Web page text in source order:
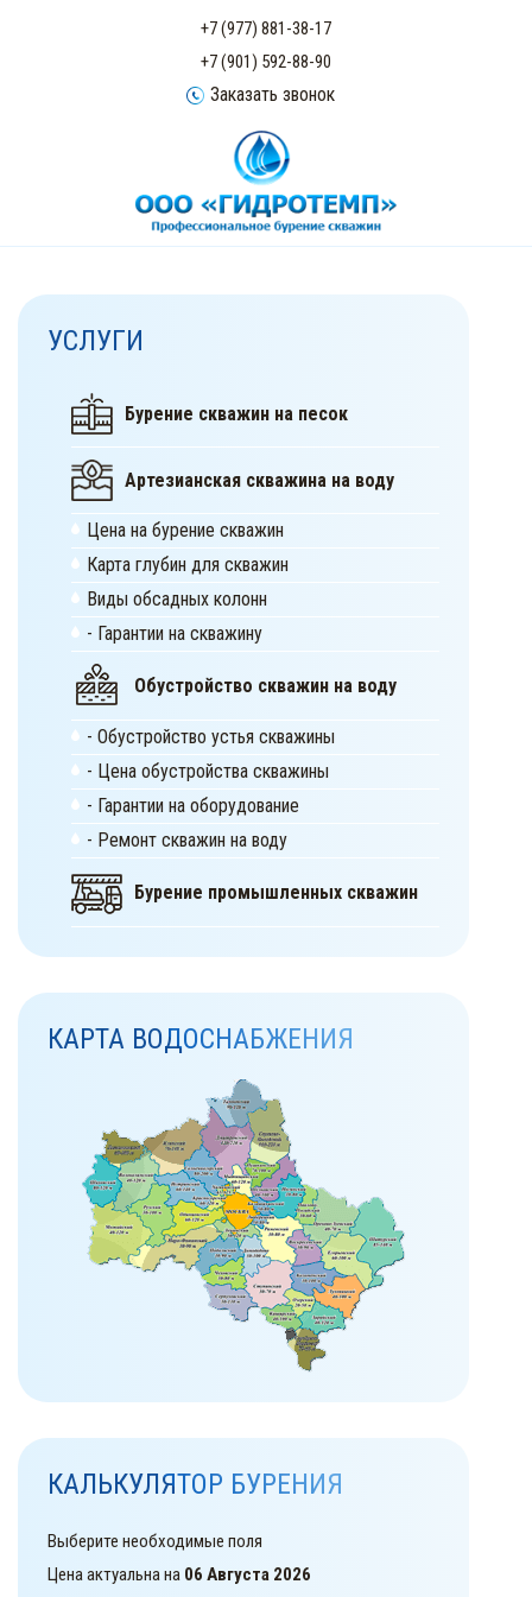
+7 (977) 881-38-17
+7 (901) 592-88-90
Заказать звонок
УСЛУГИ
Бурение скважин на песок
Артезианская скважина на воду
Цена на бурение скважин
Карта глубин для скважин
Виды обсадных колонн
- Гарантии на скважину
Обустройство скважин на воду
- Обустройство устья скважины
- Цена обустройства скважины
- Гарантии на оборудование
- Ремонт скважин на воду
Бурение промышленных скважин
КАРТА ВОДОСНАБЖЕНИЯ
КАЛЬКУЛЯТОР БУРЕНИЯ
Выберите необходимые поля
Цена актуальна на 06 Августа 2026